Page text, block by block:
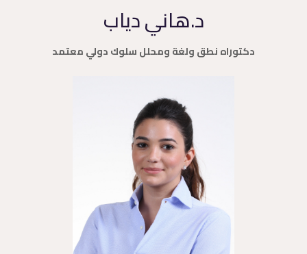
د.هاني دياب
دكتوراه نطق ولغة ومحلل سلوك دولي معتمد